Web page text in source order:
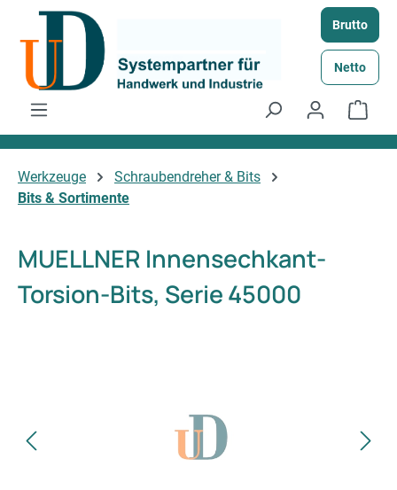
Zum Hauptinhalt springen Brutto
Netto
Werkzeuge
Schraubendreher & Bits
Bits & Sortimente
MUELLNER Innensechkant-
Torsion-Bits, Serie 45000